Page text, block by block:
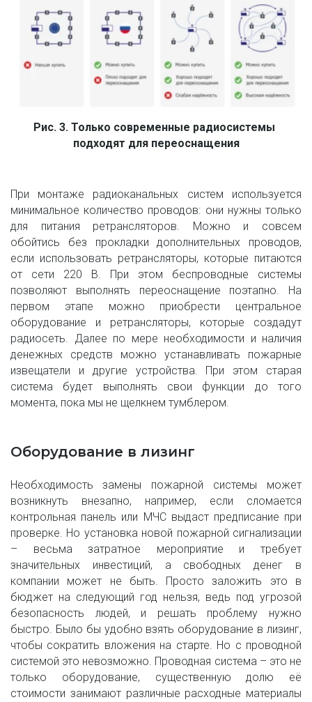
Рис. 3. Только современные радиосистемы
подходят для переоснащения
При монтаже радиоканальных систем используется
минимальное количество проводов: они нужны только
для питания ретрансляторов. Можно и совсем
обойтись без прокладки дополнительных проводов,
если использовать ретрансляторы, которые питаются
от сети 220 В. При этом беспроводные системы
позволяют выполнять переоснащение поэтапно. На
первом этапе можно приобрести центральное
оборудование и ретрансляторы, которые создадут
радиосеть. Далее по мере необходимости и наличия
денежных средств можно устанавливать пожарные
извещатели и другие устройства. При этом старая
система будет выполнять свои функции до того
момента, пока мы не щелкнем тумблером.
Оборудование в лизинг
Необходимость замены пожарной системы может
возникнуть внезапно, например, если сломается
контрольная панель или МЧС выдаст предписание при
проверке. Но установка новой пожарной сигнализации
– весьма затратное мероприятие и требует
значительных инвестиций, а свободных денег в
компании может не быть. Просто заложить это в
бюджет на следующий год нельзя, ведь под угрозой
безопасность людей, и решать проблему нужно
быстро. Было бы удобно взять оборудование в лизинг,
чтобы сократить вложения на старте. Но с проводной
системой это невозможно. Проводная система – это не
только оборудование, существенную долю её
стоимости занимают различные расходные материалы